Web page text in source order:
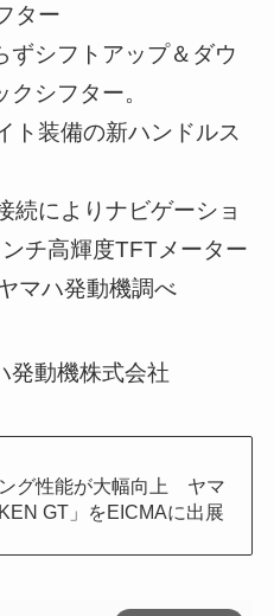
ター
ずシフトアップ＆ダウ
シフター。
ト装備の新ハンドルス
続によりナビゲーショ
チ高輝度TFTメーター
マハ発動機調べ
発動機株式会社
グ性能が大幅向上 ヤマ
GT」をEICMAに出展